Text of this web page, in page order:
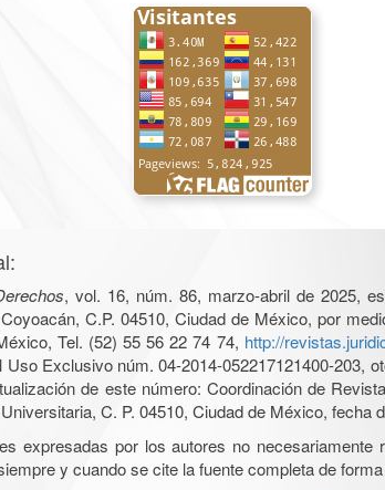
, vol. 16, núm. 86, marzo-abril de 2025,
C.P. 04510, Ciudad de México, por
Tel. (52) 55 56 22 74 74, http://
Uso Exclusivo núm. 04-2014-052217121400-203,
de este número: Coordinación de
C. P. 04510, Ciudad de México, fecha
expresadas por los autores no
y cuando se cite la fuente completa de